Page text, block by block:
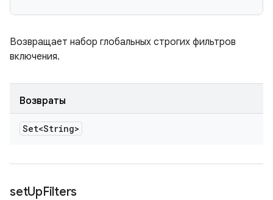
Возвращает набор глобальных строгих фильтров
включения.
Возвраты
Set<String>
setUpFilters